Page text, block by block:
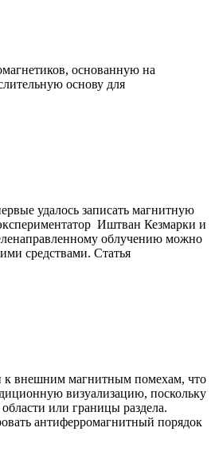
основанную на
основу для
удалось записать магнитную
Иштван Кезмарки и
облучению можно
средствами. Статья
к внешним магнитным помехам, что
визуализацию, поскольку
или границы раздела.
антиферромагнитный порядок